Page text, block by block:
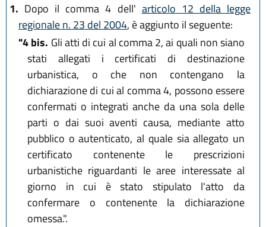
1. Dopo il comma 4 dell' articolo 12 della legge
regionale n. 23 del 2004, è aggiunto il seguente:
"4 bis. Gli atti di cui al comma 2, ai quali non siano
stati allegati i certificati di destinazione
urbanistica, o che non contengano la
dichiarazione di cui al comma 4, possono essere
confermati o integrati anche da una sola delle
parti o dai suoi aventi causa, mediante atto
pubblico o autenticato, al quale sia allegato un
certificato contenente le prescrizioni
urbanistiche riguardanti le aree interessate al
giorno in cui è stato stipulato l'atto da
confermare o contenente la dichiarazione
omessa.".